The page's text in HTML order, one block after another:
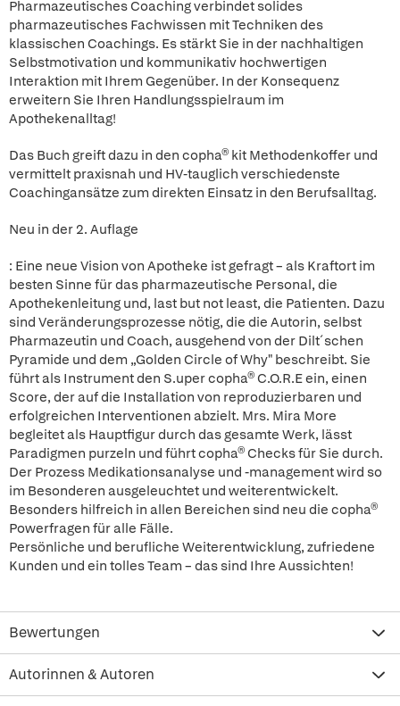
Pharmazeutisches Coaching verbindet solides
pharmazeutisches Fachwissen mit Techniken des
klassischen Coachings. Es stärkt Sie in der nachhaltigen
Selbstmotivation und kommunikativ hochwertigen
Interaktion mit Ihrem Gegenüber. In der Konsequenz
erweitern Sie Ihren Handlungsspielraum im
Apothekenalltag!
Das Buch greift dazu in den copha® kit Methodenkoffer und
vermittelt praxisnah und HV-tauglich verschiedenste
Coachingansätze zum direkten Einsatz in den Berufsalltag.
Neu in der 2. Auflage
: Eine neue Vision von Apotheke ist gefragt – als Kraftort im
besten Sinne für das pharmazeutische Personal, die
Apothekenleitung und, last but not least, die Patienten. Dazu
sind Veränderungsprozesse nötig, die die Autorin, selbst
Pharmazeutin und Coach, ausgehend von der Dilt´schen
Pyramide und dem „Golden Circle of Why" beschreibt. Sie
führt als Instrument den S.uper copha® C.O.R.E ein, einen
Score, der auf die Installation von reproduzierbaren und
erfolgreichen Interventionen abzielt. Mrs. Mira More
begleitet als Hauptfigur durch das gesamte Werk, lässt
Paradigmen purzeln und führt copha® Checks für Sie durch.
Der Prozess Medikationsanalyse und -management wird so
im Besonderen ausgeleuchtet und weiterentwickelt.
Besonders hilfreich in allen Bereichen sind neu die copha®
Powerfragen für alle Fälle.
Persönliche und berufliche Weiterentwicklung, zufriedene
Kunden und ein tolles Team – das sind Ihre Aussichten!
Bewertungen
Autorinnen & Autoren